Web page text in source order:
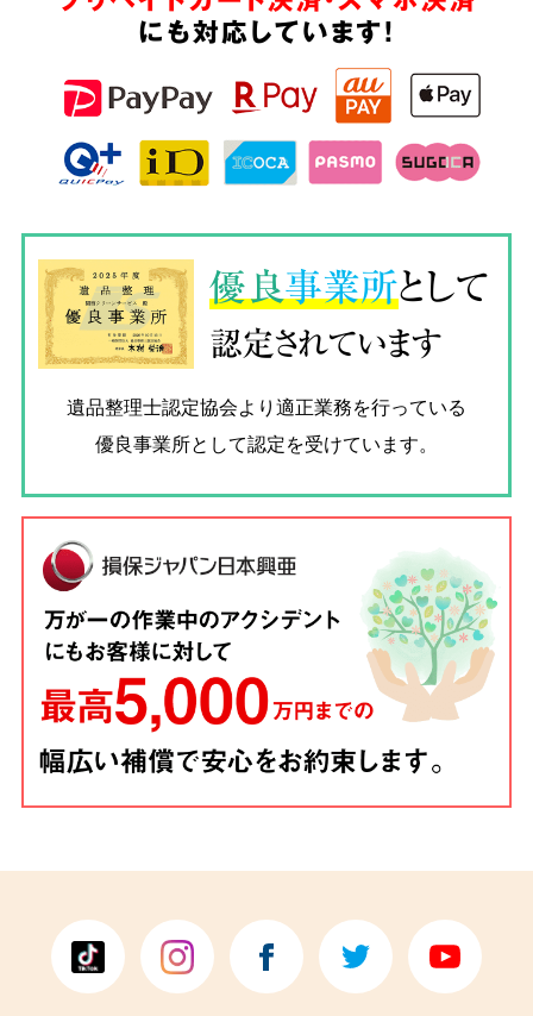
にも対応しています!
優良事業所として
認定されています
遺品整理士認定協会より適正業務を行っている
優良事業所として認定を受けています。